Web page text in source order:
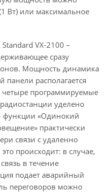
Вт) или максимальное
VX-2100 –
сразу
Мощность динамика
панели располагается
программируемые
уделено
функции «Одинокий
практически
связи с удаленно
происходит: в случае,
в течение
подает аварийный
переговоров можно